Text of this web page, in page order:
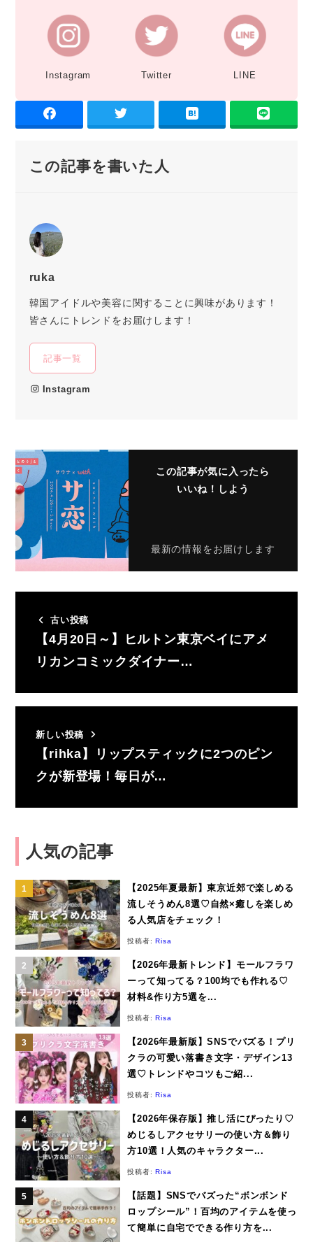
Instagram Twitter LINE
この記事を書いた人
ruka
韓国アイドルや美容に関することに興味があります！
皆さんにトレンドをお届けします！
記事一覧
Instagram
この記事が気に入ったら
いいね！しよう
最新の情報をお届けします
古い投稿
【4月20日～】ヒルトン東京ベイにアメ
リカンコミックダイナー…
新しい投稿
【rihka】リップスティックに2つのピン
クが新登場！毎日が…
人気の記事
【2025年夏最新】東京近郊で楽しめる
流しそうめん8選♡自然×癒しを楽しめ
る人気店をチェック！
投稿者: Risa
【2026年最新トレンド】モールフラワ
ーって知ってる？100均でも作れる♡
材料&作り方5選を...
投稿者: Risa
【2026年最新版】SNSでバズる！プリ
クラの可愛い落書き文字・デザイン13
選♡トレンドやコツもご紹...
投稿者: Risa
【2026年保存版】推し活にぴったり♡
めじるしアクセサリーの使い方＆飾り
方10選！人気のキャラクター...
投稿者: Risa
【話題】SNSでバズった“ボンボンド
ロップシール”！百均のアイテムを使っ
て簡単に自宅でできる作り方を...